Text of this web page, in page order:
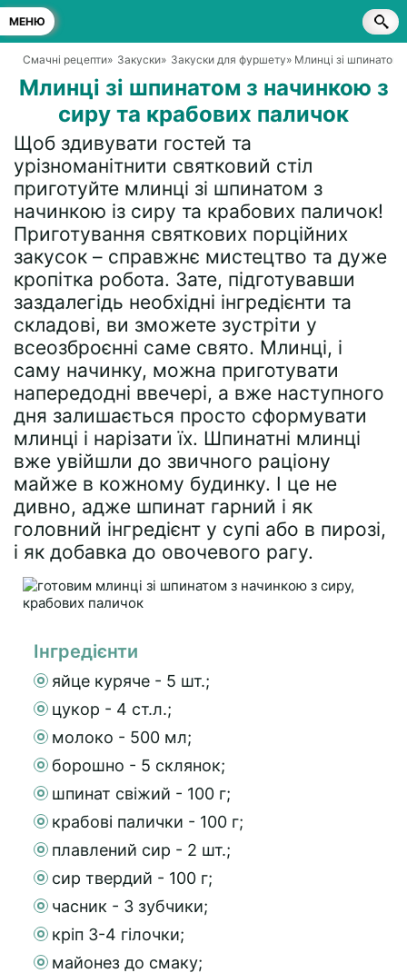
МЕНЮ
Смачні рецепти» Закуски» Закуски для фуршету» Млинці зі шпинатом
Млинці зі шпинатом з начинкою з
сиру та крабових паличок
Щоб здивувати гостей та
урізноманітнити святковий стіл
приготуйте млинці зі шпинатом з
начинкою із сиру та крабових паличок!
Приготування святкових порційних
закусок – справжнє мистецтво та дуже
кропітка робота. Зате, підготувавши
заздалегідь необхідні інгредієнти та
складові, ви зможете зустріти у
всеозброєнні саме свято. Млинці, і
саму начинку, можна приготувати
напередодні ввечері, а вже наступного
дня залишається просто сформувати
млинці і нарізати їх. Шпинатні млинці
вже увійшли до звичного раціону
майже в кожному будинку. І це не
дивно, адже шпинат гарний і як
головний інгредієнт у супі або в пирозі,
і як добавка до овочевого рагу.
Інгредієнти
яйце куряче - 5 шт.;
цукор - 4 ст.л.;
молоко - 500 мл;
борошно - 5 склянок;
шпинат свіжий - 100 г;
крабові палички - 100 г;
плавлений сир - 2 шт.;
сир твердий - 100 г;
часник - 3 зубчики;
кріп 3-4 гілочки;
майонез до смаку;